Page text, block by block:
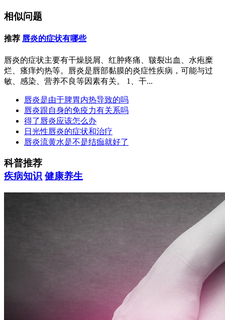
相似问题
推荐 唇炎的症状有哪些
唇炎的症状主要有干燥脱屑、红肿疼痛、皲裂出血、水疱糜
烂、瘙痒灼热等。唇炎是唇部黏膜的炎症性疾病，可能与过
敏、感染、营养不良等因素有关。 1、干...
唇炎是由于脾胃内热导致的吗
唇炎跟自身的免疫力有关系吗
得了唇炎应该怎么办
日光性唇炎的症状和治疗
唇炎流黄水是不是结痂就好了
科普推荐
疾病知识 健康养生